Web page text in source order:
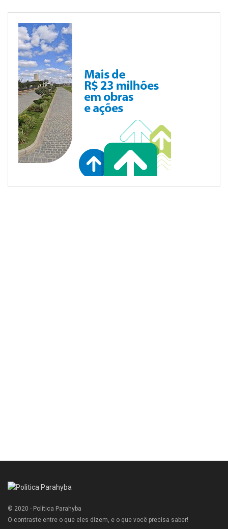
© 2020 - Política Parahyba
O contraste entre o que eles dizem, e o que você precisa saber!